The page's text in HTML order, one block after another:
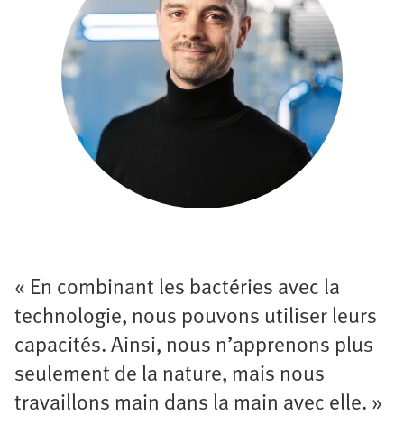
« En combinant les bactéries avec la
technologie, nous pouvons utiliser leurs
capacités. Ainsi, nous n’apprenons plus
seulement de la nature, mais nous
travaillons main dans la main avec elle. »